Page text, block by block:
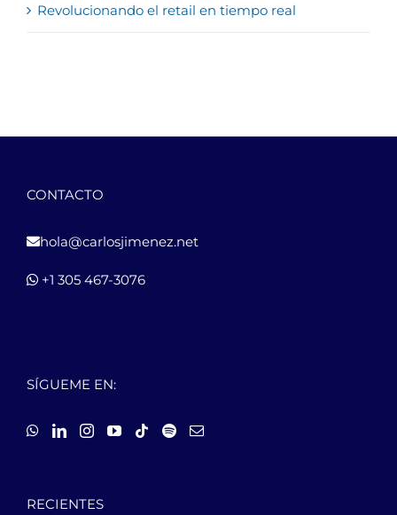
Revolucionando el retail en tiempo real
CONTACTO
hola@carlosjimenez.net
+1 305 467-3076
SÍGUEME EN:
RECIENTES